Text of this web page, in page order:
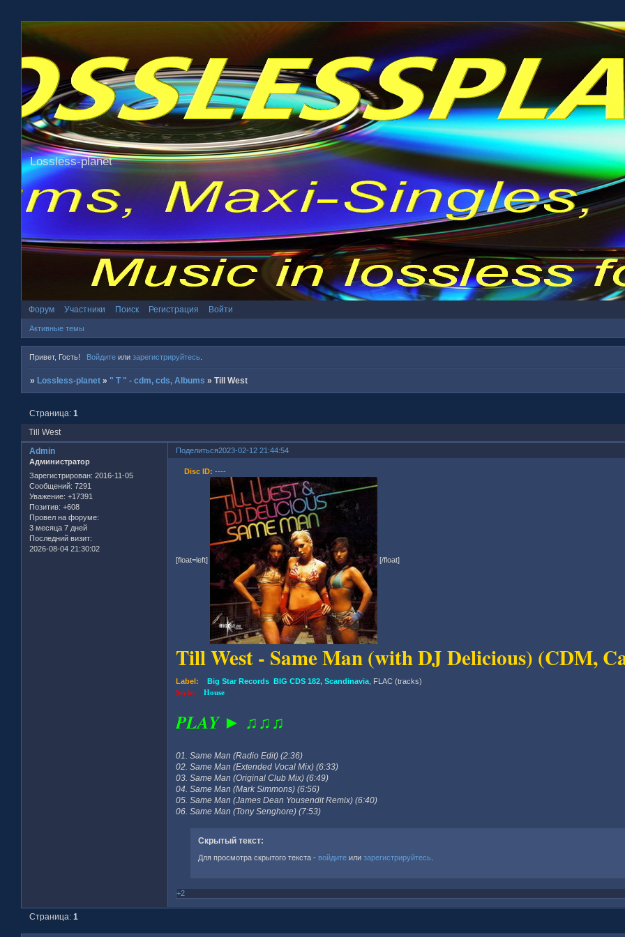
Lossless-planet
Форум Участники Поиск Регистрация Войти
Активные темы
Привет, Гость! Войдитеили зарегистрируйтесь.
» Lossless-planet » " T " - cdm, cds, Albums »Till West
Till West
Страница:1
Поделиться2023-02-12 21:44:54
Admin
Администратор
Зарегистрирован: 2016-11-05
Сообщений: 7291
Уважение: +17391
Позитив: +608
Провел на форуме:
3 месяца 7 дней
Последний визит:
2026-08-04 21:30:02
Disc ID: ----
[float=left] [/float]
Till West - Same Man (with DJ Delicious) (CDM,
Label: Big Star Records BIG CDS 182, Scandinavia , FLAC (tracks)
Style:House
PLAY ► ♫♫♫
01. Same Man (Radio Edit) (2:36)
02. Same Man (Extended Vocal Mix) (6:33)
03. Same Man (Original Club Mix) (6:49)
04. Same Man (Mark Simmons) (6:56)
05. Same Man (James Dean Yousendit Remix) (6:40)
06. Same Man (Tony Senghore) (7:53)
Скрытый текст:
Для просмотра скрытого текста - войдитеили зарегистрируйтесь
+2
Страница:1